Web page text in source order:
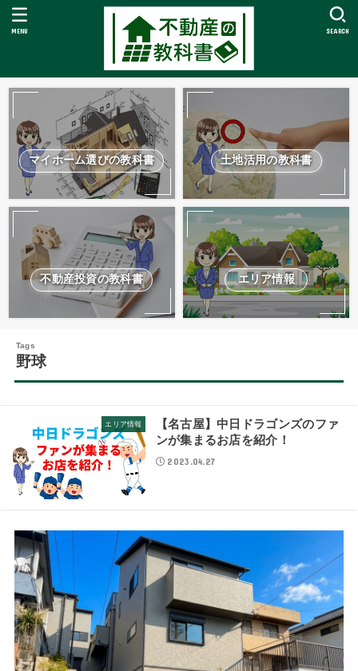
SEARCH
MENU
マイホーム選びの教科書 土地活用の教科書
不動産投資の教科書 エリア情報
野球
エリア情報
【名古屋】中日ドラゴンズのファ
ンが集まるお店を紹介！
2023.04.27